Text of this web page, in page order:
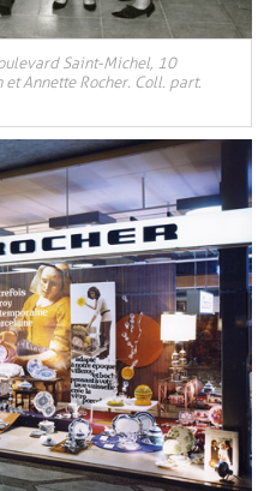
Saint-Michel, 10
Annette Rocher. Coll. part.